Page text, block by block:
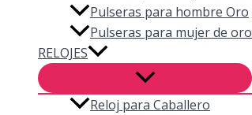
Pulseras para hombre Oro
Pulseras para mujer de oro
RELOJES
Reloj para Caballero